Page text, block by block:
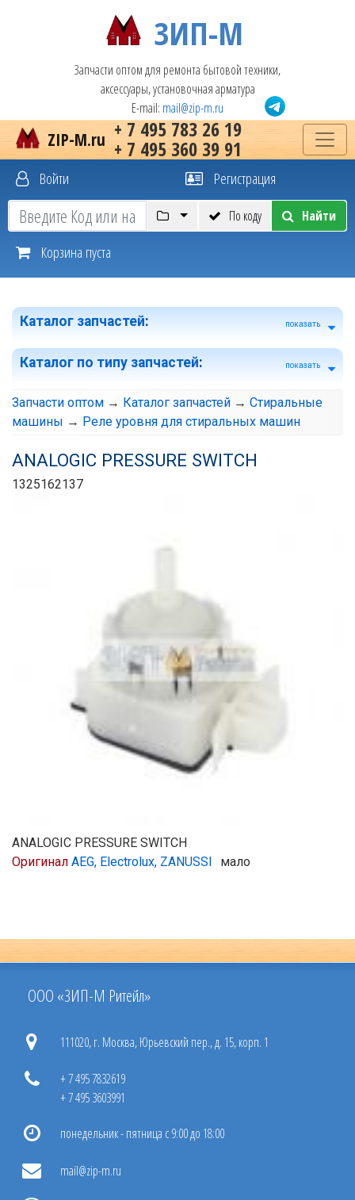
ЗИП-М
Запчасти оптом для ремонта бытовой техники,
аксессуары, установочная арматура
E-mail: mail@zip-m.ru
+ 7 495 783 26 19
+ 7 495 360 39 91
ZIP-M.ru
Войти Регистрация
По коду Найти
Корзина пуста
Каталог запчастей: показать
Каталог по типу запчастей: показать
Запчасти оптом → Каталог запчастей → Стиральные
машины → Реле уровня для стиральных машин
ANALOGIC PRESSURE SWITCH
1325162137
ANALOGIC PRESSURE SWITCH
Оригинал AEG, Electrolux, ZANUSSI мало
ООО «ЗИП-М Ритейл»
111020, г. Москва, Юрьевский пер., д. 15, корп. 1
+ 7 495 7832619
+ 7 495 3603991
понедельник - пятница с 9:00 до 18:00
mail@zip-m.ru